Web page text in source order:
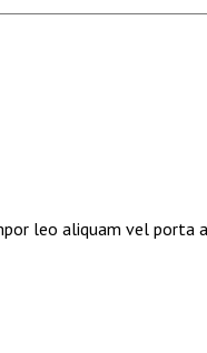
leo aliquam vel porta